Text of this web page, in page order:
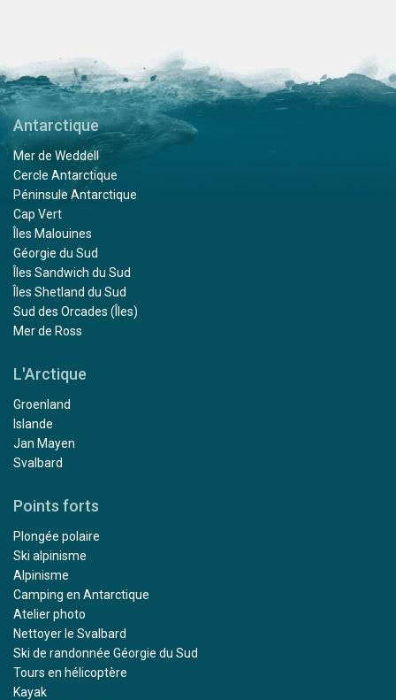
Antarctique
Mer de Weddell
Cercle Antarctique
Péninsule Antarctique
Cap Vert
Îles Malouines
Géorgie du Sud
Îles Sandwich du Sud
Îles Shetland du Sud
Sud des Orcades (Îles)
Mer de Ross
L'Arctique
Groenland
Islande
Jan Mayen
Svalbard
Points forts
Plongée polaire
Ski alpinisme
Alpinisme
Camping en Antarctique
Atelier photo
Nettoyer le Svalbard
Ski de randonnée Géorgie du Sud
Tours en hélicoptère
Kayak